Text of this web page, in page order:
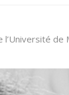
l’Université